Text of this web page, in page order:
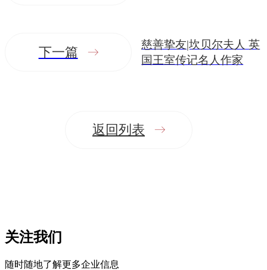
下一篇
慈善挚友|坎贝尔夫人 英
国王室传记名人作家
返回列表
关注我们
随时随地了解更多企业信息